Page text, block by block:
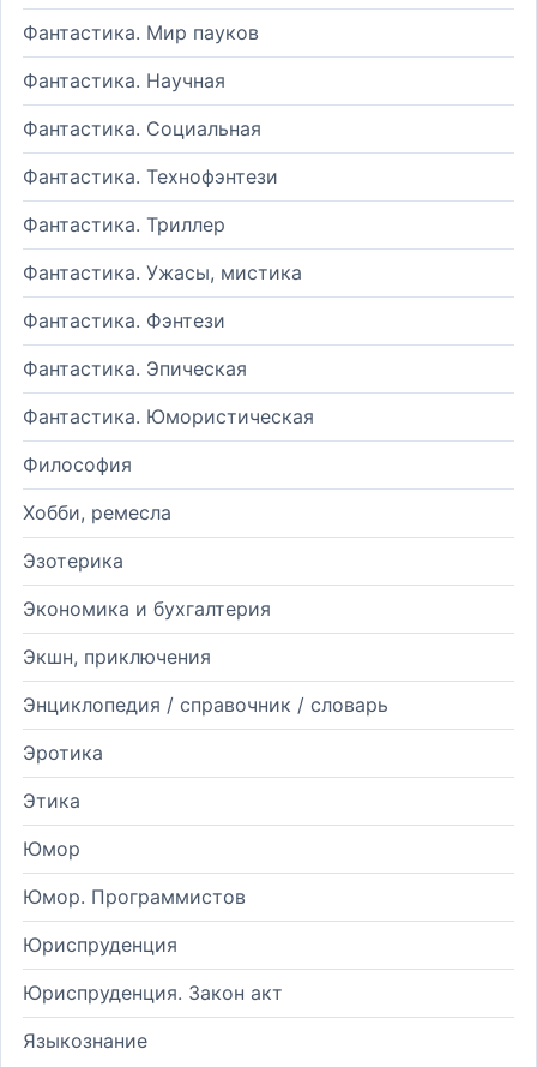
Фантастика. Мир пауков
Фантастика. Научная
Фантастика. Социальная
Фантастика. Технофэнтези
Фантастика. Триллер
Фантастика. Ужасы, мистика
Фантастика. Фэнтези
Фантастика. Эпическая
Фантастика. Юмористическая
Философия
Хобби, ремесла
Эзотерика
Экономика и бухгалтерия
Экшн, приключения
Энциклопедия / справочник / словарь
Эротика
Этика
Юмор
Юмор. Программистов
Юриспруденция
Юриспруденция. Закон акт
Языкознание